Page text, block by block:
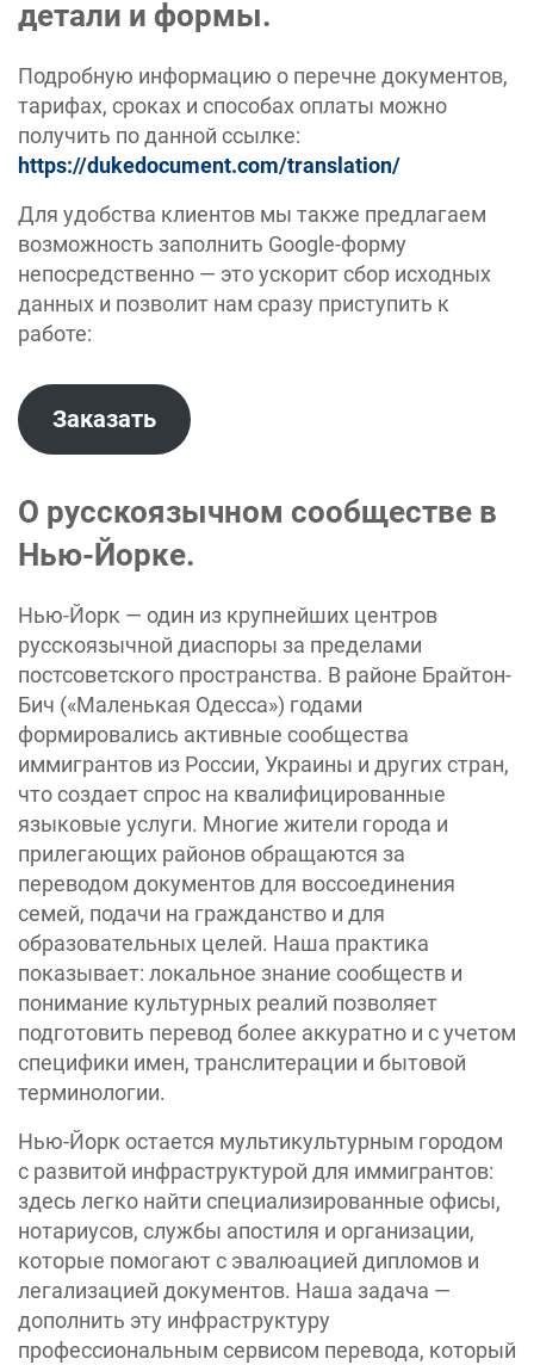
детали и формы.
Подробную информацию о перечне документов,
тарифах, сроках и способах оплаты можно
получить по данной ссылке:
https://dukedocument.com/translation/
Для удобства клиентов мы также предлагаем
возможность заполнить Google-форму
непосредственно — это ускорит сбор исходных
данных и позволит нам сразу приступить к
работе:
Заказать
О русскоязычном сообществе в
Нью-Йорке.
Нью-Йорк — один из крупнейших центров
русскоязычной диаспоры за пределами
постсоветского пространства. В районе Брайтон-
Бич («Маленькая Одесса») годами
формировались активные сообщества
иммигрантов из России, Украины и других стран,
что создает спрос на квалифицированные
языковые услуги. Многие жители города и
прилегающих районов обращаются за
переводом документов для воссоединения
семей, подачи на гражданство и для
образовательных целей. Наша практика
показывает: локальное знание сообществ и
понимание культурных реалий позволяет
подготовить перевод более аккуратно и с учетом
специфики имен, транслитерации и бытовой
терминологии.
Нью-Йорк остается мультикультурным городом
с развитой инфраструктурой для иммигрантов:
здесь легко найти специализированные офисы,
нотариусов, службы апостиля и организации,
которые помогают с эвалюацией дипломов и
легализацией документов. Наша задача —
дополнить эту инфраструктуру
профессиональным сервисом перевода, который